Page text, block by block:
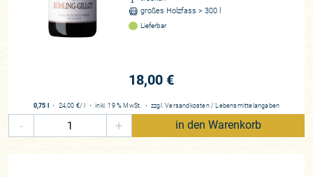
großes Holzfass > 300 l
Lieferbar
18,00 €
0,75 l ・ 24,00 €/ l ・inkl. 19 % MwSt. ・ zzgl.Versandkosten / Lebensmittelangaben
- + in den Warenkorb